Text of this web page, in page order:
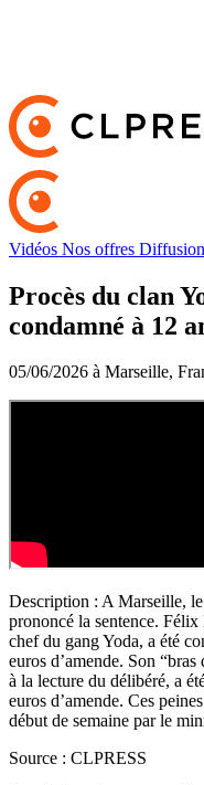
Vidéos Nos offres
Procès du clan
condamné à 12
05/06/2026 à Marseille,
Description : A Marseille,
prononcé la sentence.
chef du gang Yoda, a été
euros d’amende. Son
à la lecture du délibéré, a
euros d’amende. Ces
début de semaine par le
Source : CLPRESS